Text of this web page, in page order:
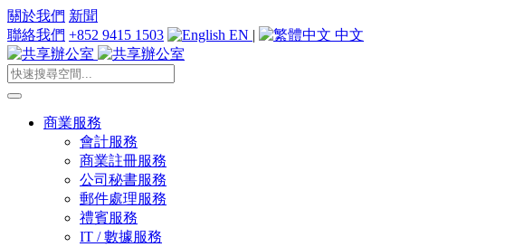
關於我們 新聞
聯絡我們 +852 9415 1503 EN | 中文
商業服務
會計服務
商業註冊服務
公司秘書服務
郵件處理服務
禮賓服務
IT / 數據服務